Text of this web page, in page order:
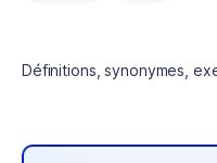
Définitions, synonymes,